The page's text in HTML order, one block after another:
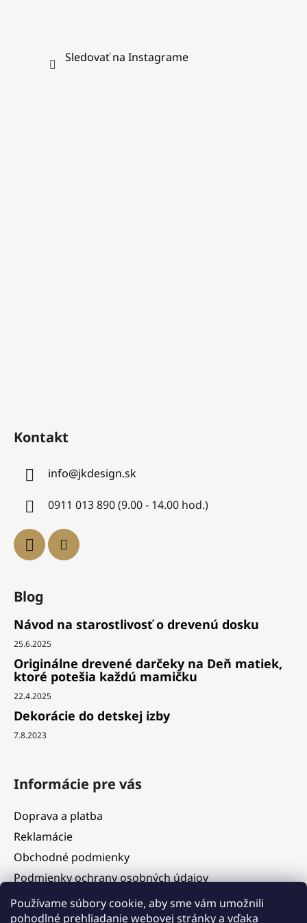
Používame súbory cookie, aby sme vám umožnili
pohodlné prehliadanie webovej stránky a vďaka
Sledovať na Instagrame
Kontakt
info@jkdesign.sk
0911 013 890 (9.00 - 14.00 hod.)
Blog
Návod na starostlivosť o drevenú dosku
25.6.2025
Originálne drevené darčeky na Deň matiek,
ktoré potešia každú mamičku
22.4.2025
Dekorácie do detskej izby
7.8.2023
Informácie pre vás
Doprava a platba
Reklamácie
Obchodné podmienky
Podmienky ochrany osobných údajov
Služby
Hodnotenie obchodu